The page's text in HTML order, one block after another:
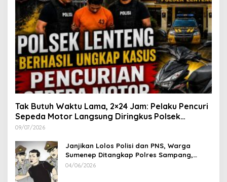
Tak Butuh Waktu Lama, 2×24 Jam: Pelaku Pencuri
Sepeda Motor Langsung Diringkus Polsek
Lenteng di Wilayah Manding
09/07/2026
Janjikan Lolos Polisi dan PNS, Warga
Sumenep Ditangkap Polres Sampang,
Korban Rugi Rp 600 juta
04/06/2026